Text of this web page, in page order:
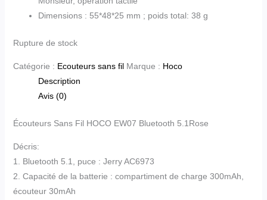
Dimensions : 55*48*25 mm ; poids total: 38 g
Rupture de stock
Catégorie : Ecouteurs sans fil Marque : Hoco
Description
Avis (0)
Écouteurs Sans Fil HOCO EW07 Bluetooth 5.1Rose
Décris:
1. Bluetooth 5.1, puce : Jerry AC6973
2. Capacité de la batterie : compartiment de charge 300mAh,
écouteur 30mAh